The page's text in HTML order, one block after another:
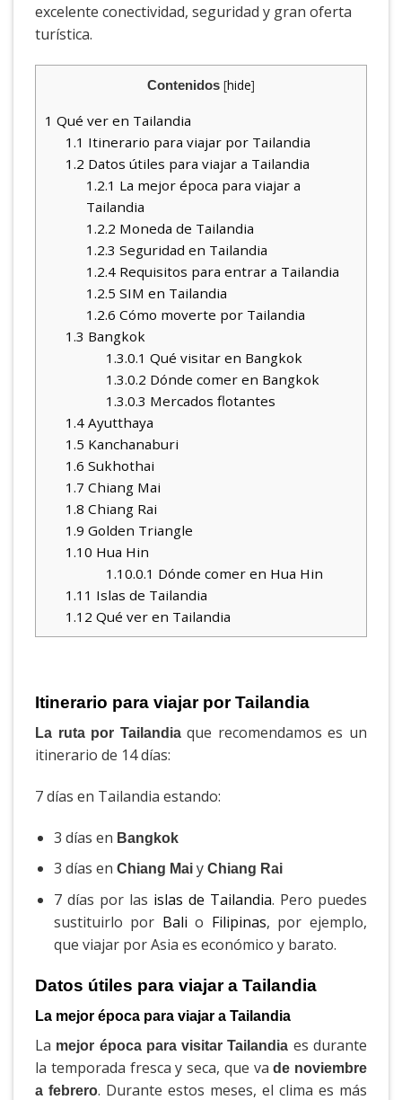
excelente conectividad, seguridad y gran oferta
turística.
Contenidos [hide]
1 Qué ver en Tailandia
1.1 Itinerario para viajar por Tailandia
1.2 Datos útiles para viajar a Tailandia
1.2.1 La mejor época para viajar a
Tailandia
1.2.2 Moneda de Tailandia
1.2.3 Seguridad en Tailandia
1.2.4Requisitos para entrar a Tailandia
1.2.5 SIM en Tailandia
1.2.6 Cómo moverte por Tailandia
1.3 Bangkok
1.3.0.1 Qué visitar en Bangkok
1.3.0.2 Dónde comer en Bangkok
1.3.0.3 Mercados flotantes
1.4Ayutthaya
1.5 Kanchanaburi
1.6 Sukhothai
1.7 Chiang Mai
1.8 Chiang Rai
1.9 Golden Triangle
1.10 Hua Hin
1.10.0.1 Dónde comer en Hua Hin
1.11 Islas de Tailandia
1.12 Qué ver en Tailandia
Itinerario para viajar por Tailandia
La ruta por Tailandiaque recomendamos es un
itinerario de 14 días:
7 días en Tailandia estando:
3 días en Bangkok
3 días en Chiang Maiy Chiang Rai
7 días por las islas de Tailandia. Pero puedes
sustituirlo por Bali o Filipinas, por ejemplo,
que viajar por Asia es económico y barato.
Datos útiles para viajar a Tailandia
La mejor época para viajar a Tailandia
La mejor época para visitar Tailandia es durante
la temporada fresca y seca, que vade noviembre
a febrero. Durante estos meses, el clima es más